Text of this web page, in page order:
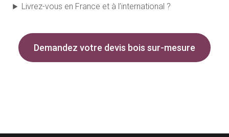
Livrez-vous en France et à l’international ?
Demandez votre devis bois sur-mesure